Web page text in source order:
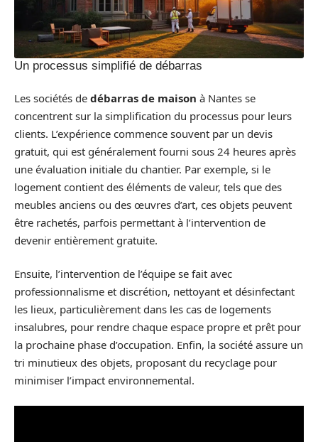
Un processus simplifié de débarras
Les sociétés de débarras de maison à Nantes se
concentrent sur la simplification du processus pour leurs
clients. L’expérience commence souvent par un devis
gratuit, qui est généralement fourni sous 24 heures après
une évaluation initiale du chantier. Par exemple, si le
logement contient des éléments de valeur, tels que des
meubles anciens ou des œuvres d’art, ces objets peuvent
être rachetés, parfois permettant à l’intervention de
devenir entièrement gratuite.
Ensuite, l’intervention de l’équipe se fait avec
professionnalisme et discrétion, nettoyant et désinfectant
les lieux, particulièrement dans les cas de logements
insalubres, pour rendre chaque espace propre et prêt pour
la prochaine phase d’occupation. Enfin, la société assure un
tri minutieux des objets, proposant du recyclage pour
minimiser l’impact environnemental.